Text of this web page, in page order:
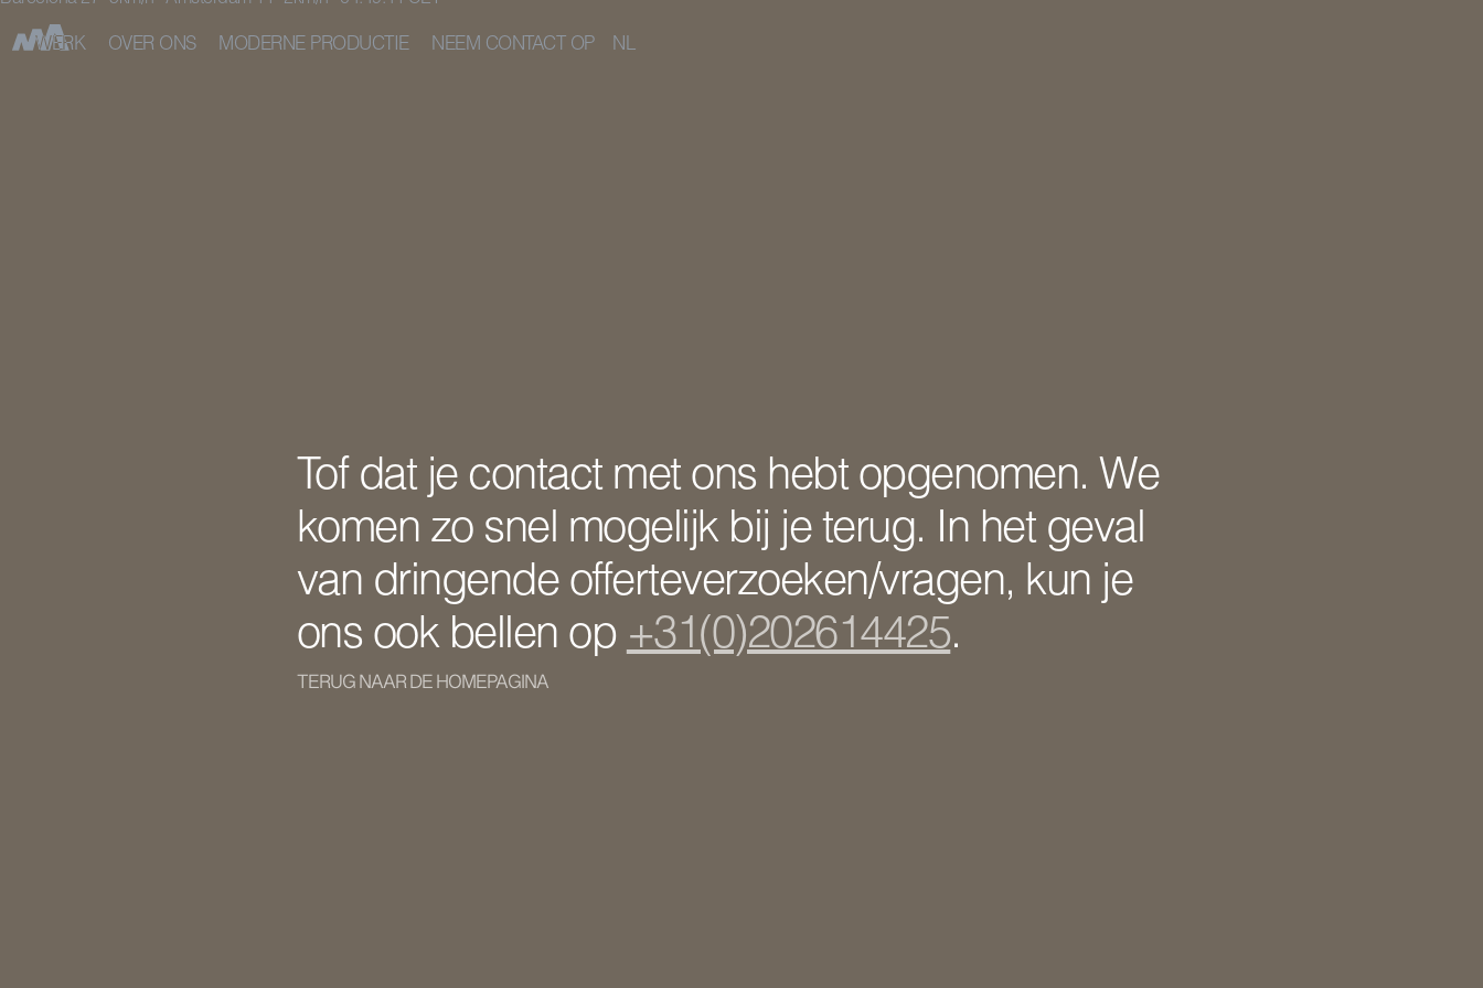
WERK OVER ONS MODERNE PRODUCTIE NEEM CONTACT OP NL
Tof dat je contact met ons hebt opgenomen. We
komen zo snel mogelijk bij je terug. In het geval
van dringende offerteverzoeken/vragen, kun je
ons ook bellen op +31(0)202614425.
TERUG NAAR DE HOMEPAGINA